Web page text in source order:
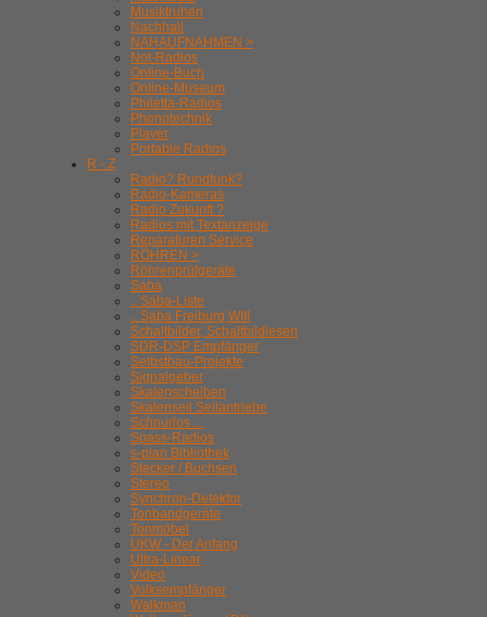
Musiktruhen
Nachhall
NAHAUFNAHMEN >
Not-Radios
Online-Buch
Online-Museum
Philetta-Radios
Phonotechnik
Player
Portable Radios
R - Z
Radio? Rundfunk?
Radio-Kameras
Radio Zukunft ?
Radios mit Textanzeige
Reparaturen Service
RÖHREN >
Röhrenprüfgeräte
Saba
.. Saba-Liste
.. Saba Freiburg WIII
Schaltbilder, Schaltbildlesen
SDR-DSP Empfänger
Selbstbau-Projekte
Signalgeber
Skalenscheiben
Skalenseil Seilantriebe
Schnurlos ...
Spass-Radios
s-plan Bibliothek
Stecker / Buchsen
Stereo
Synchron-Detektor
Tonbandgeräte
Tonmöbel
UKW - Der Anfang
Ultra-Linear
Video
Volksempfänger
Walkman